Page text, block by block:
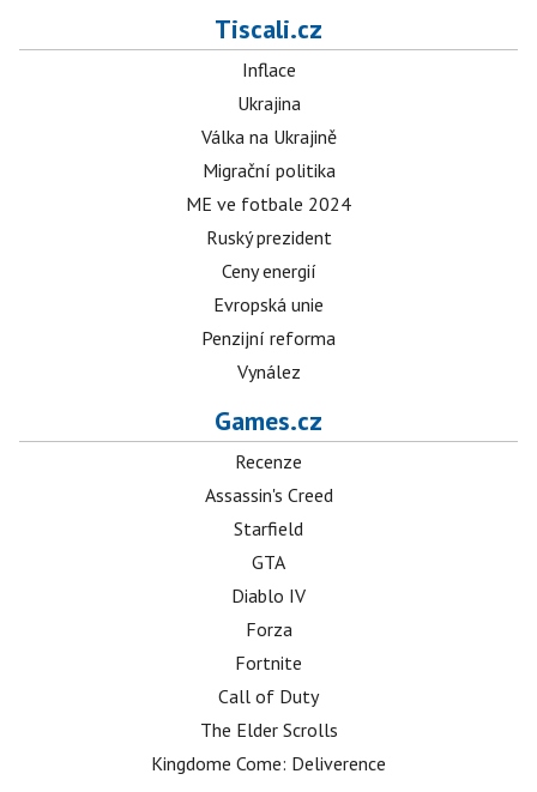
Tiscali.cz
Inflace
Ukrajina
Válka na Ukrajině
Migrační politika
ME ve fotbale 2024
Ruský prezident
Ceny energií
Evropská unie
Penzijní reforma
Vynález
Games.cz
Recenze
Assassin's Creed
Starfield
GTA
Diablo IV
Forza
Fortnite
Call of Duty
The Elder Scrolls
Kingdome Come: Deliverence